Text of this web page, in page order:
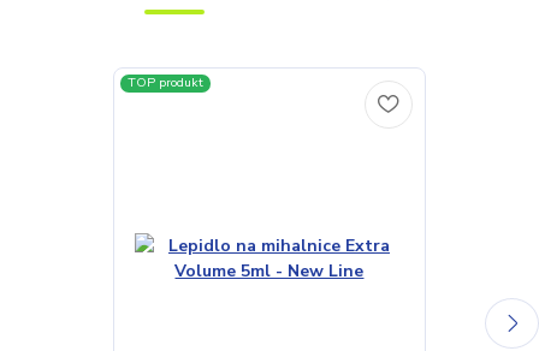
TOP produkt